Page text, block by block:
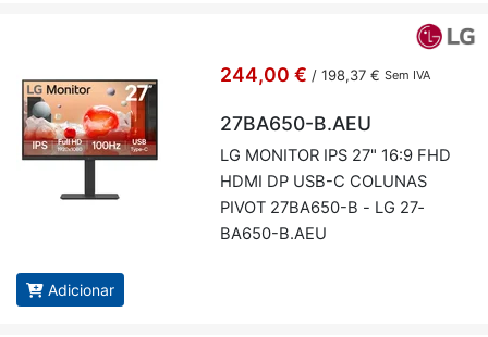
244,00 € / 198,37 € Sem IVA
27BA650-B.AEU
LG MO­NITOR IPS 27" 16:9 FHD
HDMI DP USB-C CO­LUNAS
PIVOT 27­BA650-B - LG 27­
BA650-B.AEU
Adicionar